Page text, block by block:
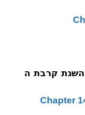
צורת השגת קרבת ה
Chapter